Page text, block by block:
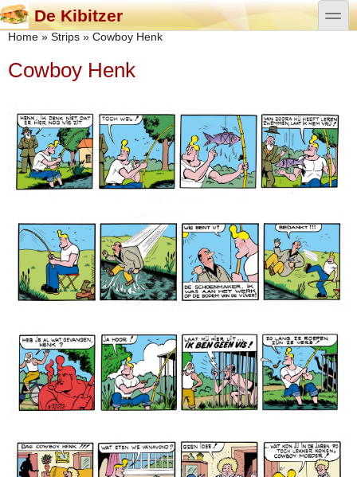
Overslaan en naar de algemene inhoud gaan
Skip to search
De Kibitzer
toggle
U bent hier
Home » Strips » Cowboy Henk
Cowboy Henk